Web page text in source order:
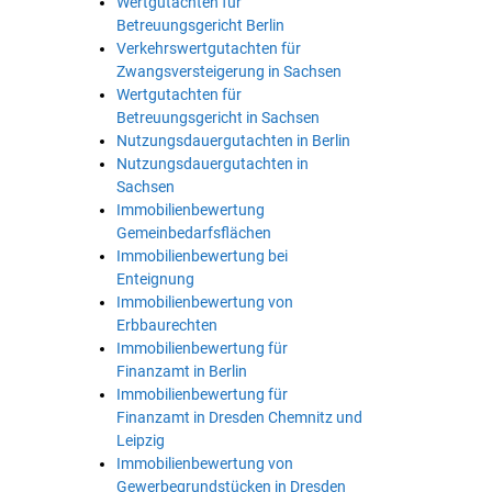
Betreuungsgericht Berlin
Verkehrswertgutachten für
Zwangsversteigerung in Sachsen
Wertgutachten für
Betreuungsgericht in Sachsen
Nutzungsdauergutachten in Berlin
Nutzungsdauergutachten in
Sachsen
Immobilienbewertung
Gemeinbedarfsflächen
Immobilienbewertung bei
Enteignung
Immobilienbewertung von
Erbbaurechten
Immobilienbewertung für
Finanzamt in Berlin
Immobilienbewertung für
Finanzamt in Dresden Chemnitz und
Leipzig
Immobilienbewertung von
Gewerbegrundstücken in Dresden